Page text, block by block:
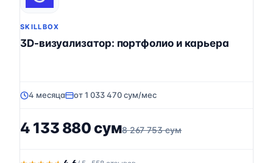
SKILLBOX
3D-визуализатор: портфолио и карьера
4 месяца от 1 033 470 сум/мес
4 133 880 сум8 267 753 сум